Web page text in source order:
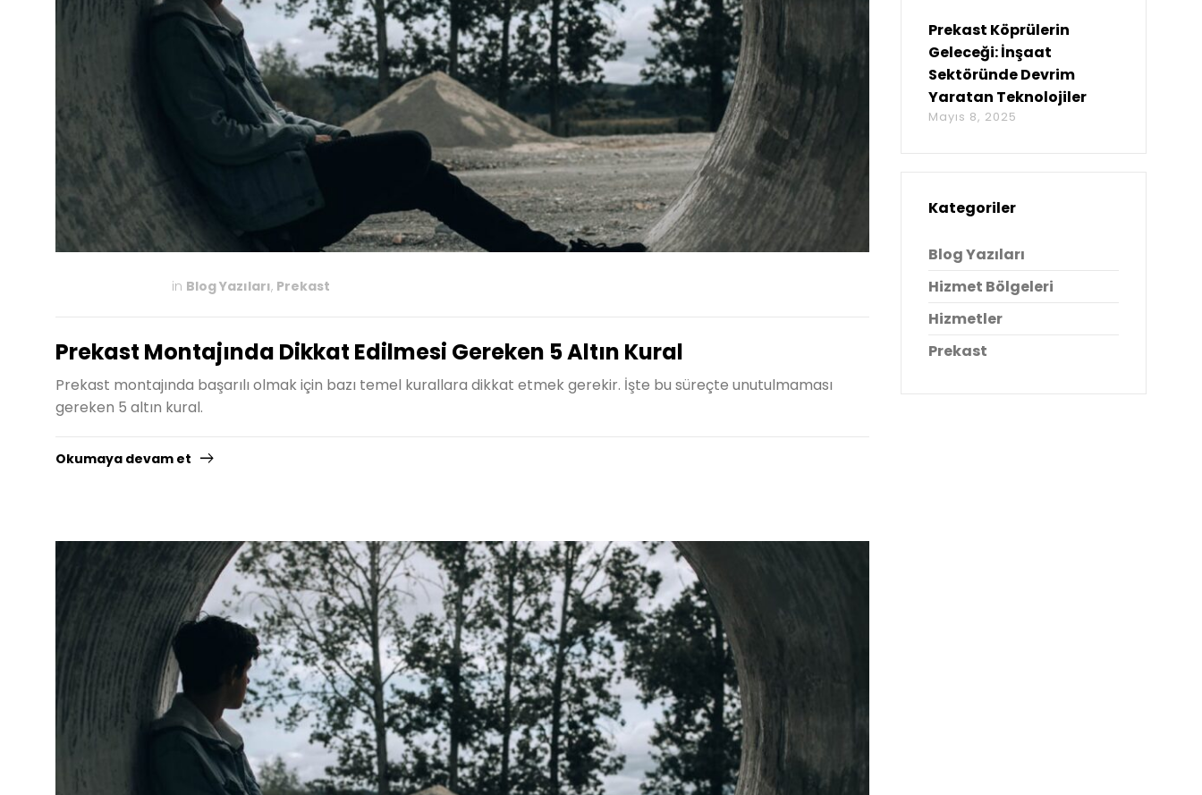
in Blog Yazıları, Prekast
Prekast Montajında Dikkat Edilmesi Gereken 5 Altın Kural
Prekast montajında başarılı olmak için bazı temel kurallara dikkat etmek gerekir. İşte bu süreçte unutulmaması
gereken 5 altın kural.
Okumaya devam et
Prekast Köprülerin
Geleceği: İnşaat
Sektöründe Devrim
Yaratan Teknolojiler
Mayıs 8, 2025
Kategoriler
Blog Yazıları
Hizmet Bölgeleri
Hizmetler
Prekast